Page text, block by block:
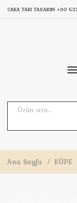
CAKA TAKI TASARIM +90
Ana Sayfa / KÜPE